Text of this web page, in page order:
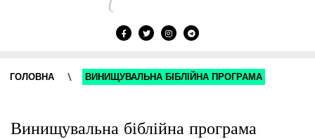
ГОЛОВНА \ ВИНИЩУВАЛЬНА БІБЛІЙНА ПРОГРАМА
Винищувальна біблійна програма